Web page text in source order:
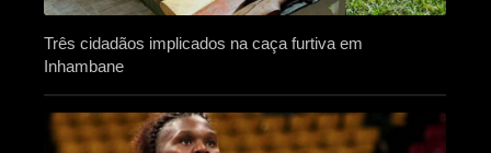
Três cidadãos implicados na caça furtiva em
Inhambane